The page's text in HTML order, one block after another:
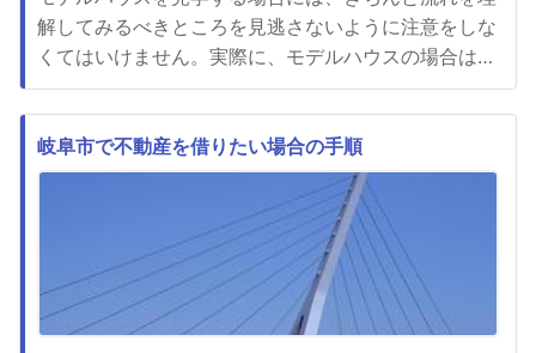
解してみるべきところを見逃さないように注意をしな
くてはいけません。実際に、モデルハウスの場合は快
適に生活を行うことができるかどうかというイメージ
を膨らませる必要があります。分かりやすいポイント
では、日当たりや間取りは非常に重要です。特に、そ
の家族にとっても生活動線がきちんと出来ているかど
岐阜市で不動産を借りたい場合の手順